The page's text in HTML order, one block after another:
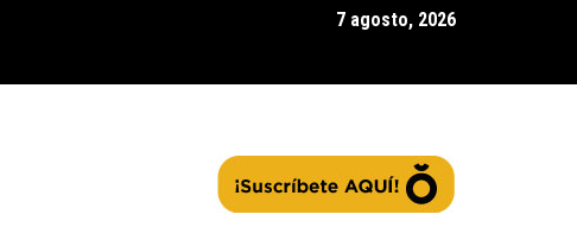
Cierra la segunda convocatoria de |Agua Vida Rural| con 97
7 agosto, 2026